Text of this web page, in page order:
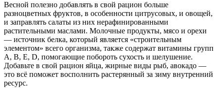
Весной полезно добавлять в свой рацион больше
разноцветных фруктов, в особенности цитрусовых, и овощей,
и заправлять салаты из них нерафинированными
растительными маслами. Молочные продукты, мясо и орехи
— источник белка, который является «строительным
элементом» всего организма, также содержат витамины групп
A, B, E, D, помогающие побороть сухость и шелушение.
Добавьте в свой рацион яйца, жирные виды рыб, авокадо —
это всё поможет восполнить растерянный за зиму внутренний
ресурс.